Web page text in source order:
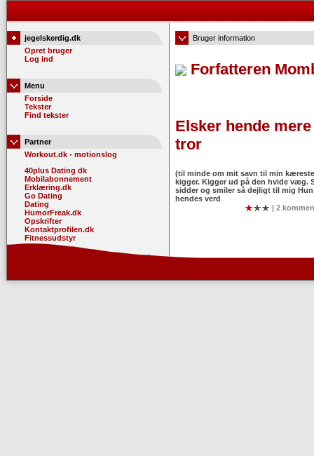
jegelskerdig.dk
Opret bruger
Log ind
Menu
Forside
Tekster
Find tekster
Partner
Workout.dk - motionslog
40plus Dating dk
Mobilabonnement
Erklæring.dk
Go Dating
Dating
HumorFreak.dk
Opskrifter
Kontaktprofilen.dk
Fitnessudstyr
Bruger information
Forfatteren
Elsker hende
tror
(til minde om mit savn til min
kigger. Kigger ud på den hvide væg.
sidder og smiler så dejligt til mig
hendes verd
| 2